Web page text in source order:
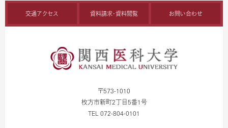
交通アクセス 資料請求・資料閲覧 お問い合わせ
〒573-1010
枚方市新町2丁目5番1号
TEL 072-804-0101